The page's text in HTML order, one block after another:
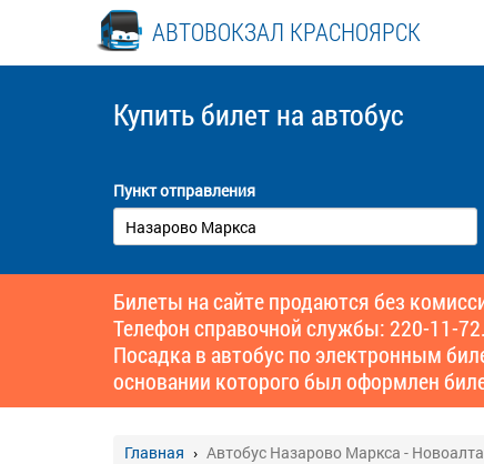
АВТОВОКЗАЛ КРАСНОЯРСК
Купить билет на автобус
Пункт отправления
Билеты на сайте продаются без
Телефон справочной службы: 220-11-72.
Посадка в автобус по электронным
основании которого был оформлен
Главная Автобус Назарово Маркса -